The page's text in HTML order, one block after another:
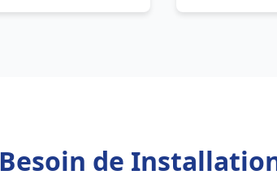
Besoin de